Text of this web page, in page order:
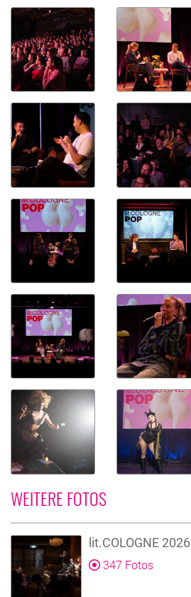
WEITERE FOTOS
lit.COLOGNE 2026
347 Fotos